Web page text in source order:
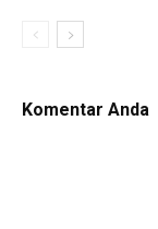
Komentar Anda